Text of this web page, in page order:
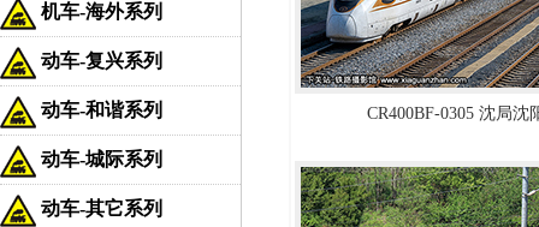
机车-海外系列
动车-复兴系列
动车-和谐系列
动车-城际系列
动车-其它系列
CR400BF-0305 沈局沈